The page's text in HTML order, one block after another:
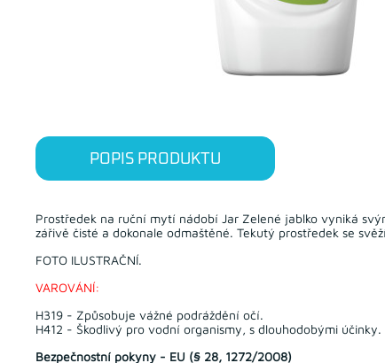
POPIS PRODUKTU
Prostředek na ruční mytí nádobí Jar Zelené jablko vyniká
zářivě čisté a dokonale odmaštěné. Tekutý prostředek se
FOTO ILUSTRAČNÍ.
VAROVÁNÍ:
H319 - Způsobuje vážné podráždění očí.
H412 - Škodlivý pro vodní organismy, s dlouhodobými účinky.
Bezpečnostní pokyny - EU (§ 28, 1272/2008)